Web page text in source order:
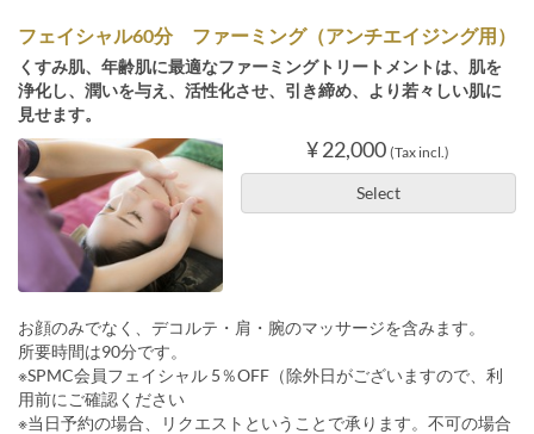
フェイシャル60分 ファーミング（アンチエイジング用）
くすみ肌、年齢肌に最適なファーミングトリートメントは、肌を
浄化し、潤いを与え、活性化させ、引き締め、より若々しい肌に
見せます。
¥ 22,000 (Tax incl.)
Select
お顔のみでなく、デコルテ・肩・腕のマッサージを含みます。
所要時間は90分です。
※SPMC会員フェイシャル 5％OFF（除外日がございますので、利
用前にご確認ください
※当日予約の場合、リクエストということで承ります。不可の場合